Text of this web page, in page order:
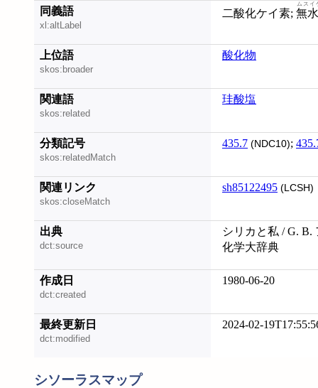
同義語
xl:altLabel
二酸化ケイ素; 無
ムスイ
上位語
skos:broader
酸化物
関連語
skos:related
珪酸塩
分類記号
skos:relatedMatch
435.7 (NDC10);
関連リンク
skos:closeMatch
sh85122495 (LCSH)
出典
dct:source
シリカと私 / G. B.
化学大辞典
作成日
dct:created
1980-06-20
最終更新日
dct:modified
2024-02-
シソーラスマップ